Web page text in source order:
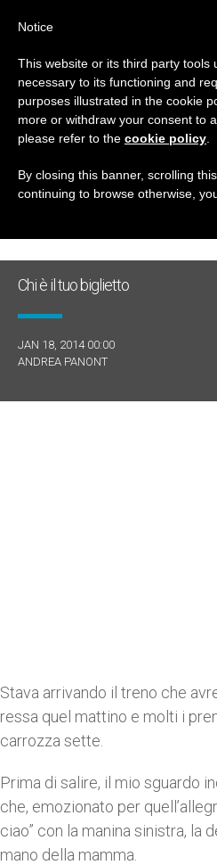
GIORNO
Gennaio
ULTIME NOTIZIE
Chi è il tuo biglietto
JAN 18, 2014 00:00
ANDREA PANONT
Stava arrivando il treno che
ressa quel mattino e molti i
carrozza sette.
Prima di salire, il mio sguardo
che, emozionato per
ciao” con la manina sinistra, la
mano della mamma.
Notice
This website or its third party tools
necessary to its functioning and
purposes illustrated in the cookie
more or withdraw your consent to
please refer to the cookie policy
By closing this banner, scrolling
continuing to browse otherwise,